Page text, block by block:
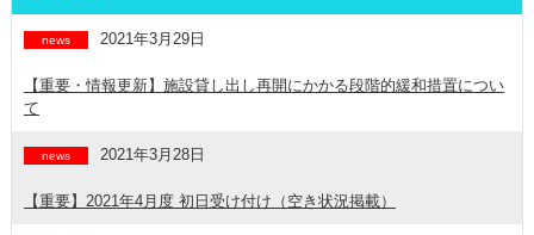
news 2021年3月29日
【重要・情報更新】施設貸し出し再開にかかる段階的緩和措置につい
て
news 2021年3月28日
【重要】2021年4月度 初日受け付け（空き状況掲載）